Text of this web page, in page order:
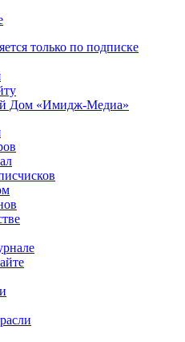
только по подписке
Дом «Имидж-Медиа»